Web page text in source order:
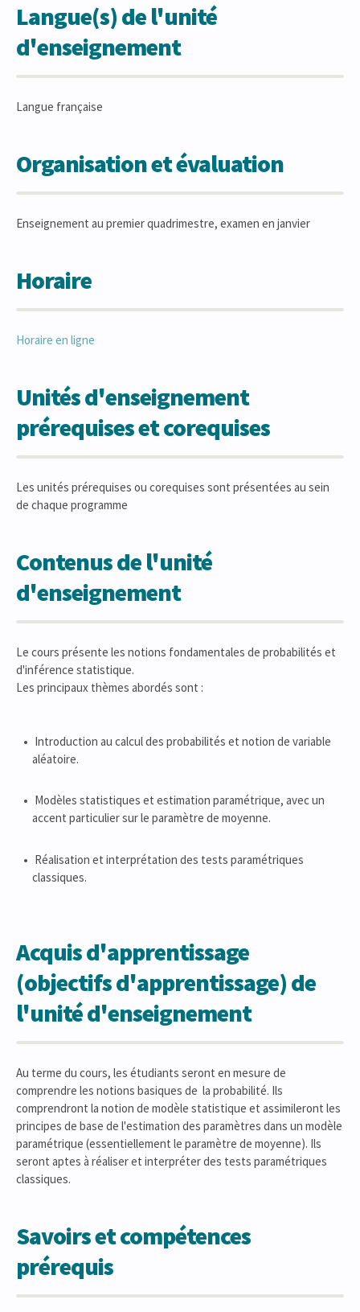
Langue(s) de l'unité
d'enseignement
Langue française
Organisation et évaluation
Enseignement au premier quadrimestre, examen en janvier
Horaire
Horaire en ligne
Unités d'enseignement
prérequises et corequises
Les unités prérequises ou corequises sont présentées au sein
de chaque programme
Contenus de l'unité
d'enseignement
Le cours présente les notions fondamentales de probabilités et
d'inférence statistique.
Les principaux thèmes abordés sont :
Introduction au calcul des probabilités et notion de variable
aléatoire.
Modèles statistiques et estimation paramétrique, avec un
accent particulier sur le paramètre de moyenne.
Réalisation et interprétation des tests paramétriques
classiques.
Acquis d'apprentissage
(objectifs d'apprentissage) de
l'unité d'enseignement
Au terme du cours, les étudiants seront en mesure de
comprendre les notions basiques de la probabilité. Ils
comprendront la notion de modèle statistique et assimileront les
principes de base de l'estimation des paramètres dans un modèle
paramétrique (essentiellement le paramètre de moyenne). Ils
seront aptes à réaliser et interpréter des tests paramétriques
classiques.
Savoirs et compétences
prérequis